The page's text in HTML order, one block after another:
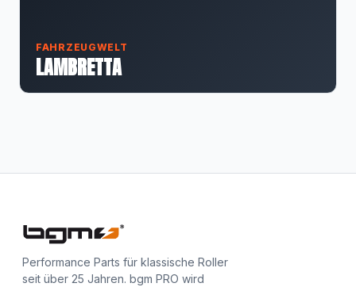
FAHRZEUGWELT
LAMBRETTA
Performance Parts für klassische Roller
seit über 25 Jahren. bgm PRO wird